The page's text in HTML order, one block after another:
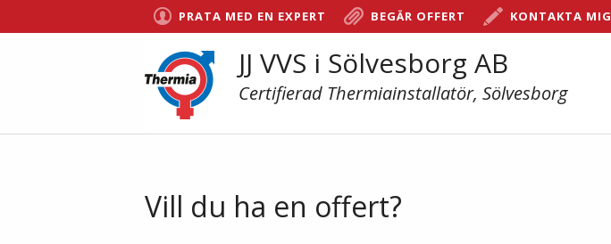
PRATA MED EN EXPERT BEGÄR OFFERT KONTAKTA MIG
JJ VVS i Sölvesborg AB
Certifierad Thermiainstallatör, Sölvesborg
Vill du ha en offert?